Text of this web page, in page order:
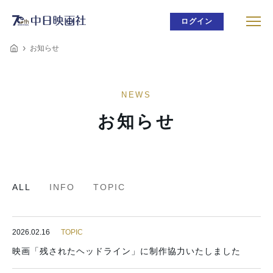
ログイン
お知らせ
NEWS
お知らせ
ALL INFO TOPIC
2026.02.16 TOPIC
映画「残されたヘッドライン」に制作協力いたしました